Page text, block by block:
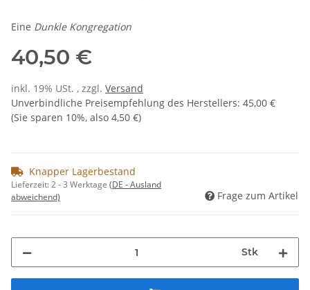
Eine Dunkle Kongregation
40,50 €
inkl. 19% USt. , zzgl. Versand
Unverbindliche Preisempfehlung des Herstellers: 45,00 €
(Sie sparen 10%, also 4,50 €)
Knapper Lagerbestand
Lieferzeit:2 - 3 Werktage (DE - Ausland
abweichend)
Frage zum Artikel
Stk